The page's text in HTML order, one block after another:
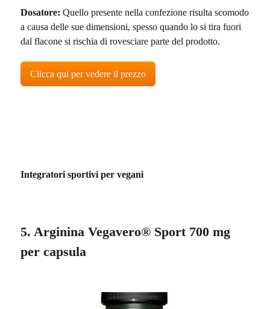
Dosatore: Quello presente nella confezione risulta scomodo
a causa delle sue dimensioni, spesso quando lo si tira fuori
dal flacone si rischia di rovesciare parte del prodotto.
Clicca qui per vedere il prezzo
Integratori sportivi per vegani
5. Arginina Vegavero® Sport 700 mg
per capsula